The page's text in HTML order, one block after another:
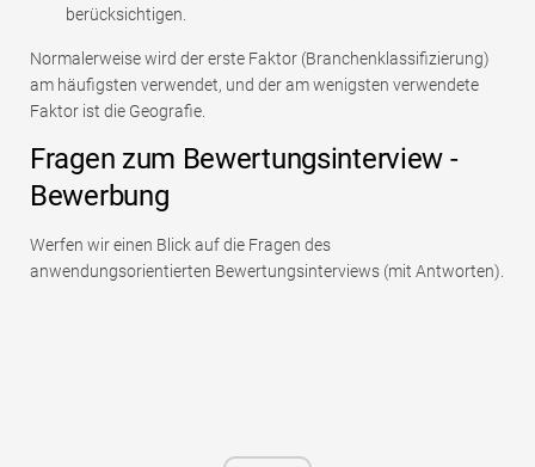
berücksichtigen.
Normalerweise wird der erste Faktor (Branchenklassifizierung)
am häufigsten verwendet, und der am wenigsten verwendete
Faktor ist die Geografie.
Fragen zum Bewertungsinterview -
Bewerbung
Werfen wir einen Blick auf die Fragen des
anwendungsorientierten Bewertungsinterviews (mit Antworten).